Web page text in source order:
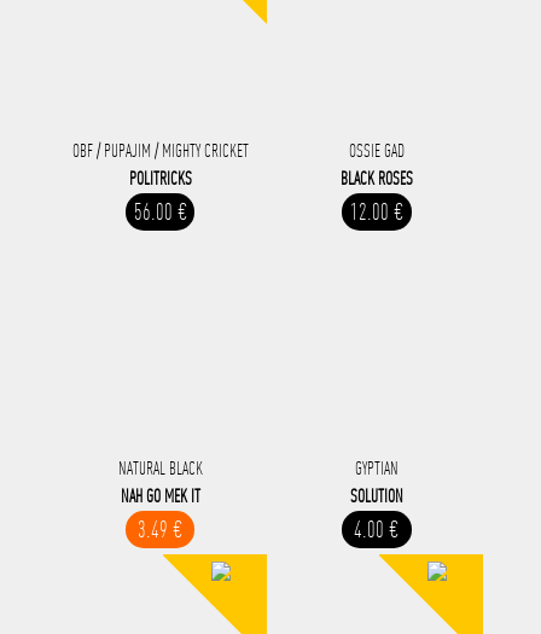
OBF / PUPAJIM / MIGHTY CRICKET
POLITRICKS
56.00 €
OSSIE GAD
BLACK ROSES
12.00 €
NATURAL BLACK
NAH GO MEK IT
3.49 €
GYPTIAN
SOLUTION
4.00 €